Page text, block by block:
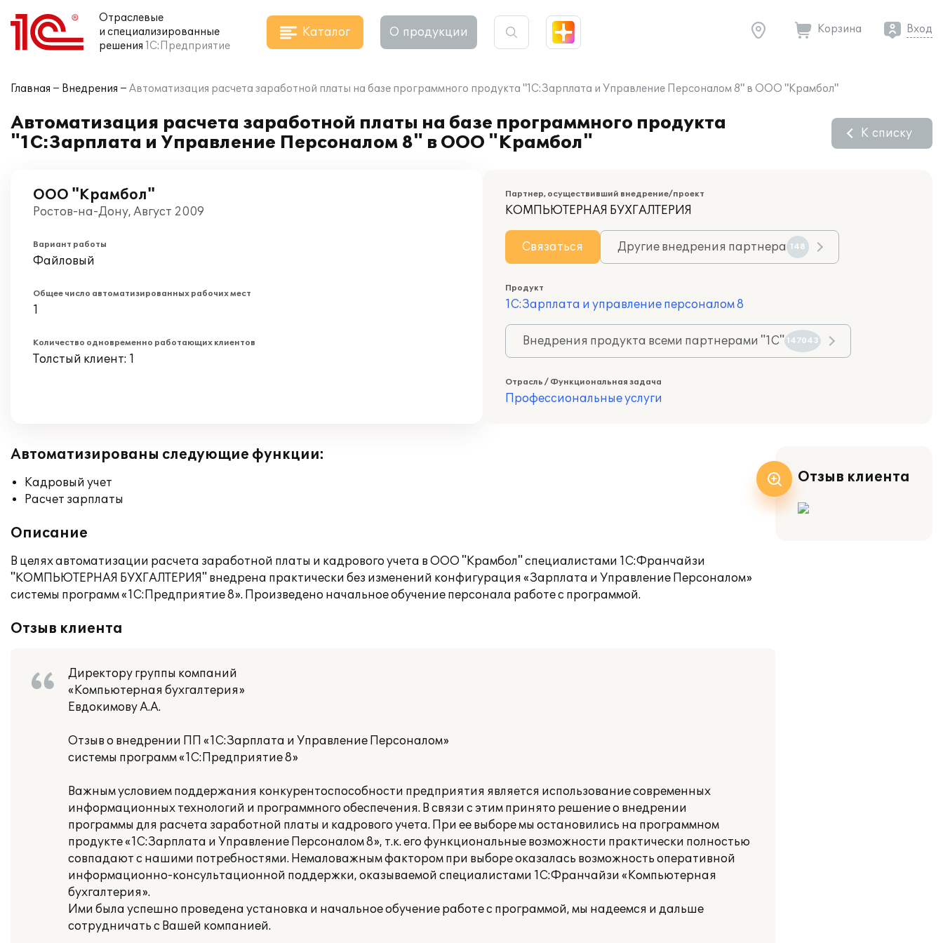
Отраслевые
и специализированные
решения 1С:Предприятие
Каталог О продукции Корзина Вход
Главная Внедрения Автоматизация расчета заработной платы на базе программного продукта "1С:Зарплата и Управление Персоналом 8" в ООО "Крамбол"
Автоматизация расчета заработной платы на базе программного продукта
"1С:Зарплата и Управление Персоналом 8" в ООО "Крамбол"
К списку
ООО "Крамбол"
Ростов-на-Дону, Август 2009
Вариант работы
Файловый
Общее число автоматизированных рабочих мест
1
Количество одновременно работающих клиентов
Толстый клиент: 1
Партнер, осуществивший внедрение/проект
КОМПЬЮТЕРНАЯ БУХГАЛТЕРИЯ
Связаться Другие внедрения партнера 148
Продукт
1С:Зарплата и управление персоналом 8
Внедрения продукта всеми партнерами "1С" 147043
Отрасль / Функциональная задача
Профессиональные услуги
Автоматизированы следующие функции:
Кадровый учет
Расчет зарплаты
Описание
В целях автоматизации расчета заработной платы и кадрового учета в ООО "Крамбол" специалистами 1С:Франчайзи
"КОМПЬЮТЕРНАЯ БУХГАЛТЕРИЯ" внедрена практически без изменений конфигурация «Зарплата и Управление Персоналом»
системы программ «1С:Предприятие 8». Произведено начальное обучение персонала работе с программой.
Отзыв клиента
Директору группы компаний
«Компьютерная бухгалтерия»
Евдокимову А.А.
Отзыв о внедрении ПП «1С:Зарплата и Управление Персоналом»
системы программ «1С:Предприятие 8»
Важным условием поддержания конкурентоспособности предприятия является использование современных
информационных технологий и программного обеспечения. В связи с этим принято решение о внедрении
программы для расчета заработной платы и кадрового учета. При ее выборе мы остановились на программном
продукте «1С:Зарплата и Управление Персоналом 8», т.к. его функциональные возможности практически полностью
совпадают с нашими потребностями. Немаловажным фактором при выборе оказалась возможность оперативной
информационно-консультационной поддержки, оказываемой специалистами 1С:Франчайзи «Компьютерная
бухгалтерия».
Ими была успешно проведена установка и начальное обучение работе с программой, мы надеемся и дальше
сотрудничать с Вашей компанией.
Отзыв клиента